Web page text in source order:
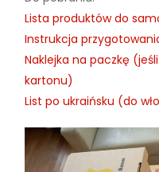
Lista produktów do
Instrukcja
Naklejka na paczkę
kartonu)
List po ukraińsku (do